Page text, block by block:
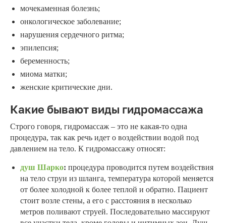
мочекаменная болезнь;
онкологическое заболевание;
нарушения сердечного ритма;
эпилепсия;
беременность;
миома матки;
женские критические дни.
Какие бывают виды гидромассажа
Строго говоря, гидромассаж – это не какая-то одна
процедура, так как речь идет о воздействии водой под
давлением на тело. К гидромассажу относят:
душ Шарко: процедура проводится путем воздействия
на тело струи из шланга, температура которой меняется
от более холодной к более теплой и обратно. Пациент
стоит возле стены, а его с расстояния в несколько
метров поливают струей. Последовательно массируют